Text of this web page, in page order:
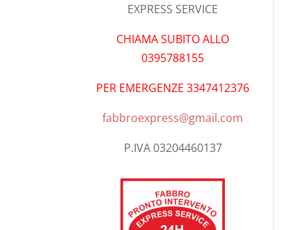
EXPRESS SERVICE
CHIAMA SUBITO ALLO
0395788155
PER EMERGENZE 3347412376
fabbroexpress@gmail.com
P.IVA 03204460137